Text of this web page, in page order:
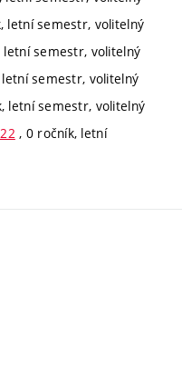
letní semestr, volitelný
letní semestr, volitelný
semestr, volitelný
letní semestr, volitelný
, 0 ročník, letní